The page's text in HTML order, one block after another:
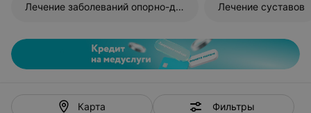
Лечение заболеваний опорно-двигательного аппарата Лечение суставов
Карта Фильтры